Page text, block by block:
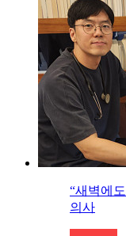
“새벽에
의사